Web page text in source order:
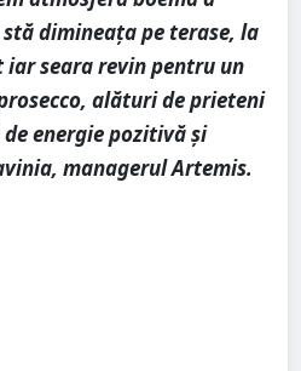
dimineața pe terase, la
iar seara revin pentru un
alături de prieteni
energie pozitivă și
managerul Artemis.